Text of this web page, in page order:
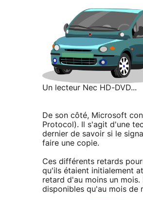
Un lecteur Nec HD-DVD...
De son côté, Microsoft
Protocol). Il s'agit d'une
dernier de savoir si le
faire une copie.
Ces différents retards
qu'ils étaient initialement
retard d'au moins un
disponibles qu'au mois de